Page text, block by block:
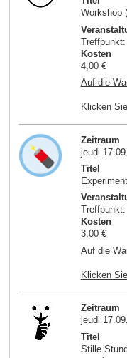
Workshop
Kosten
4,00 €
Auf die
Klicken
Zeitraum
jeudi
Titel
Kosten
3,00 €
Auf die
Klicken
Zeitraum
jeudi
Titel
Stille